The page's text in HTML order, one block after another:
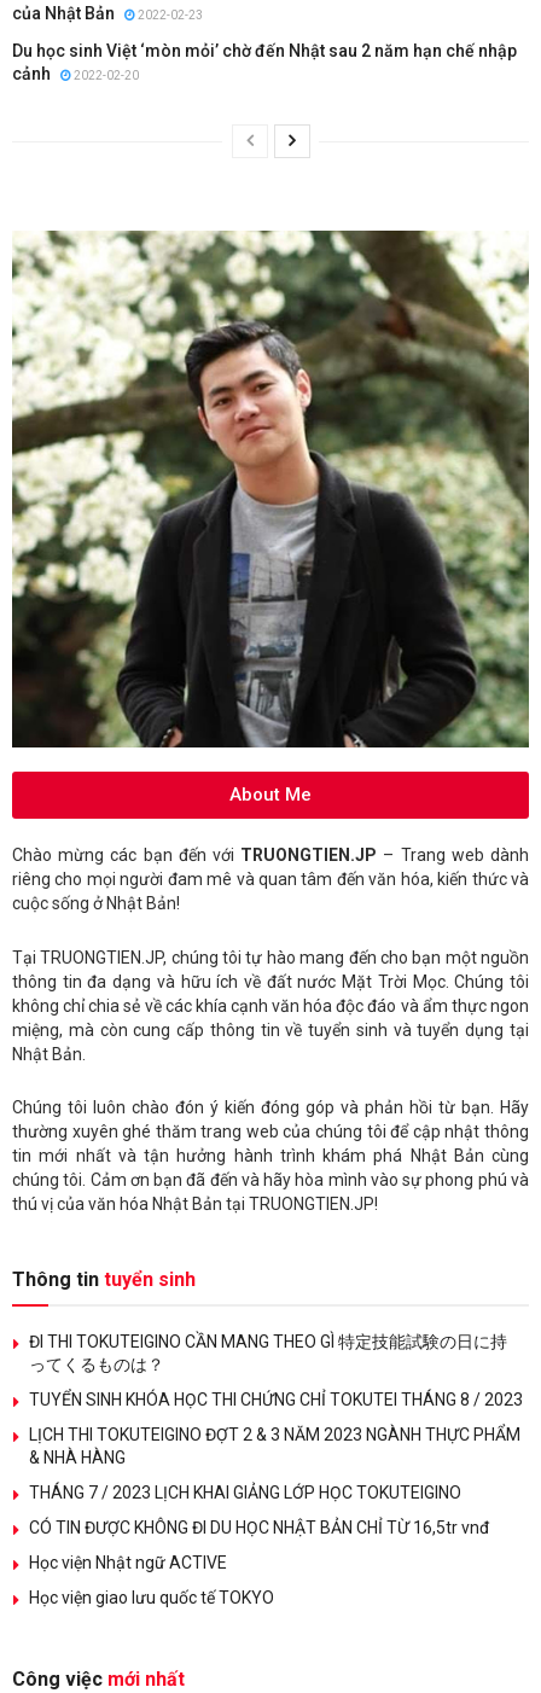
của Nhật Bản
2022-02-23
Du học sinh Việt ‘mòn mỏi’ chờ đến Nhật sau 2 năm hạn chế nhập
cảnh
2022-02-20
About Me
Chào mừng các bạn đến với TRUONGTIEN.JP – Trang web dành
riêng cho mọi người đam mê và quan tâm đến văn hóa, kiến thức và
cuộc sống ở Nhật Bản!
Tại TRUONGTIEN.JP, chúng tôi tự hào mang đến cho bạn một nguồn
thông tin đa dạng và hữu ích về đất nước Mặt Trời Mọc. Chúng tôi
không chỉ chia sẻ về các khía cạnh văn hóa độc đáo và ẩm thực ngon
miệng, mà còn cung cấp thông tin về tuyển sinh và tuyển dụng tại
Nhật Bản.
Chúng tôi luôn chào đón ý kiến đóng góp và phản hồi từ bạn. Hãy
thường xuyên ghé thăm trang web của chúng tôi để cập nhật thông
tin mới nhất và tận hưởng hành trình khám phá Nhật Bản cùng
chúng tôi. Cảm ơn bạn đã đến và hãy hòa mình vào sự phong phú và
thú vị của văn hóa Nhật Bản tại TRUONGTIEN.JP!
Thông tin tuyển sinh
ĐI THI TOKUTEIGINO CẦN MANG THEO GÌ 特定技能試験の日に持
ってくるものは？
TUYỂN SINH KHÓA HỌC THI CHỨNG CHỈ TOKUTEI THÁNG 8 / 2023
LỊCH THI TOKUTEIGINO ĐỢT 2 & 3 NĂM 2023 NGÀNH THỰC PHẨM
& NHÀ HÀNG
THÁNG 7 / 2023 LỊCH KHAI GIẢNG LỚP HỌC TOKUTEIGINO
CÓ TIN ĐƯỢC KHÔNG ĐI DU HỌC NHẬT BẢN CHỈ TỪ 16,5tr vnđ
Học viện Nhật ngữ ACTIVE
Học viện giao lưu quốc tế TOKYO
Công việc mới nhất